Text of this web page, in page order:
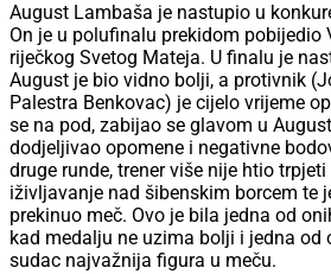
August Lambaša je nastupio u
On je u polufinalu prekidom pobijedio
riječkog Svetog Mateja. U finalu je
August je bio vidno bolji, a protivnik
Palestra Benkovac) je cijelo vrijeme
se na pod, zabijao se glavom u
dodjeljivao opomene i negativne
druge runde, trener više nije htio
iživljavanje nad šibenskim borcem te
prekinuo meč. Ovo je bila jedna od
kad medalju ne uzima bolji i jedna od
sudac najvažnija figura u meču.